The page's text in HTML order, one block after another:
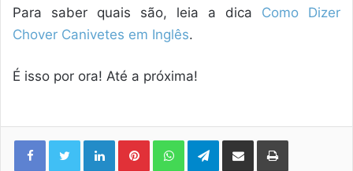
Para saber quais são, leia a dica Como Dizer
Chover Canivetes em Inglês.
É isso por ora! Até a próxima!
LinkedinPinterestWhatsAppTelegram
Compartilhar via e-mail Imprimir